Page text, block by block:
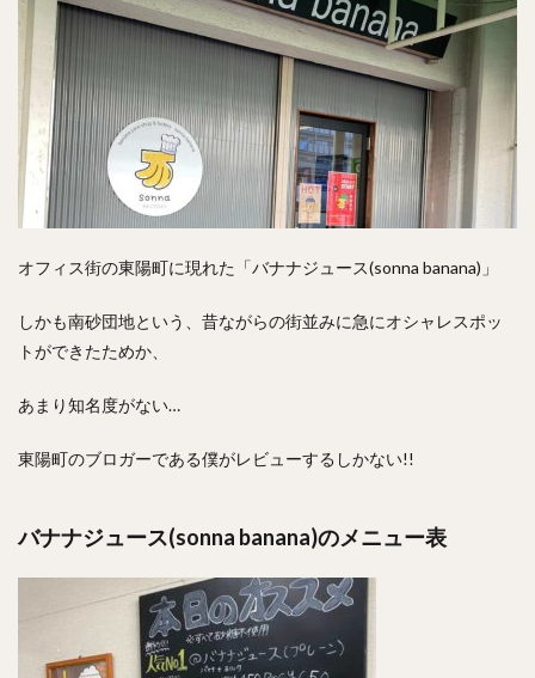
オフィス街の東陽町に現れた「バナナジュース(sonna banana)」
しかも南砂団地という、昔ながらの街並みに急にオシャレスポッ
トができたためか、
あまり知名度がない…
東陽町のブロガーである僕がレビューするしかない!!
バナナジュース(sonna banana)のメニュー表